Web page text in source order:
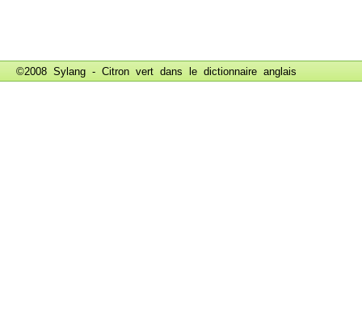
©2008 Sylang - Citron vert dans le dictionnaire anglais